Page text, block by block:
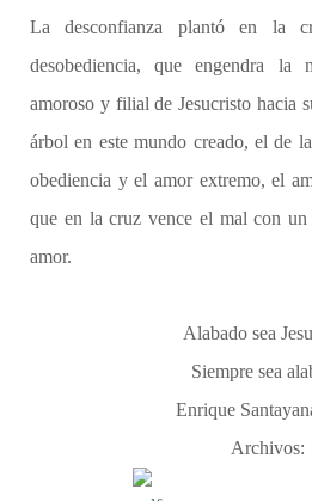
La desconfianza plantó en la
desobediencia, que engendra la
amoroso y filial de Jesucristo hacia
árbol en este mundo creado, el de
obediencia y el amor extremo, el
que en la cruz vence el mal con
amor.
Alabado sea
Siempre sea
Enrique
Archivos: